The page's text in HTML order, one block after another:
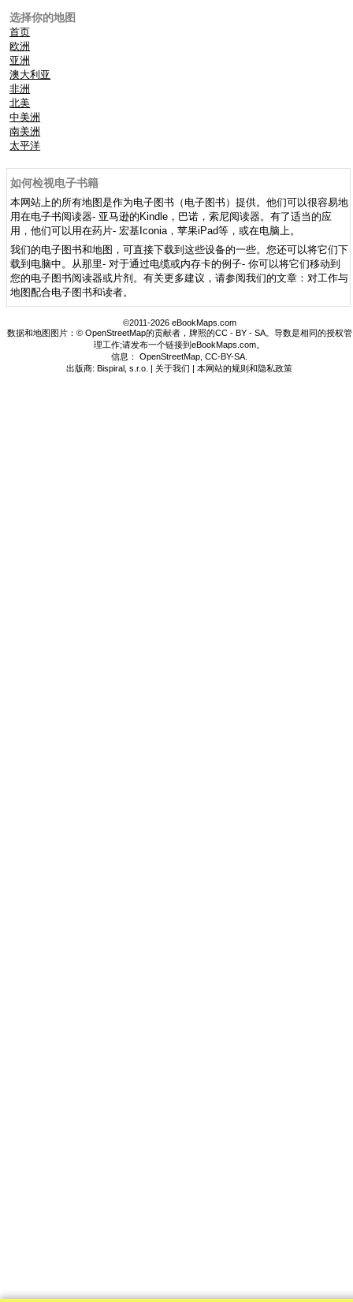
选择你的地图
首页
欧洲
亚洲
澳大利亚
非洲
北美
中美洲
南美洲
太平洋
如何检视电子书籍
本网站上的所有地图是作为电子图书（电子图书）提供。他们可以很容易地
用在电子书阅读器- 亚马逊的Kindle，巴诺，索尼阅读器。有了适当的应
用，他们可以用在药片- 宏基Iconia，苹果iPad等，或在电脑上。
我们的电子图书和地图，可直接下载到这些设备的一些。您还可以将它们下
载到电脑中。从那里- 对于通过电缆或内存卡的例子- 你可以将它们移动到
您的电子图书阅读器或片剂。有关更多建议，请参阅我们的文章：对工作与
地图配合电子图书和读者。
©2011-2026 eBookMaps.com
数据和地图图片：© OpenStreetMap的贡献者，牌照的CC - BY - SA。导数是相同的授权管
理工作;请发布一个链接到eBookMaps.com。
信息：OpenStreetMap ,CC-BY-SA
出版商: Bispiral, s.r.o. | 关于我们 |本网站的规则和隐私政策